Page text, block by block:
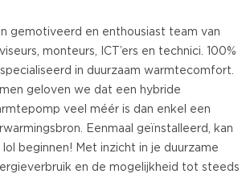
gemotiveerd en enthousiast team van
monteurs, ICT’ers en technici. 100%
in duurzaam warmtecomfort.
geloven we dat een hybride
veel méér is dan enkel een
Eenmaal geïnstalleerd, kan
lol beginnen! Met inzicht in je duurzame
en de mogelijkheid tot steeds